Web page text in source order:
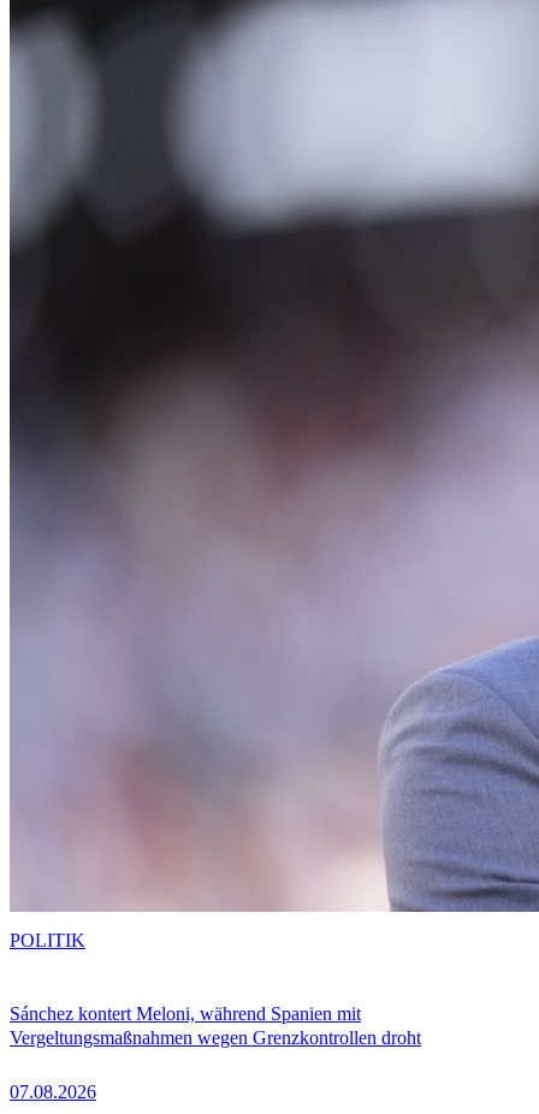
Sánchez kontert Meloni, während Spanien mit
Vergeltungsmaßnahmen wegen Grenzkontrollen droht
07.08.2026
POLITIK